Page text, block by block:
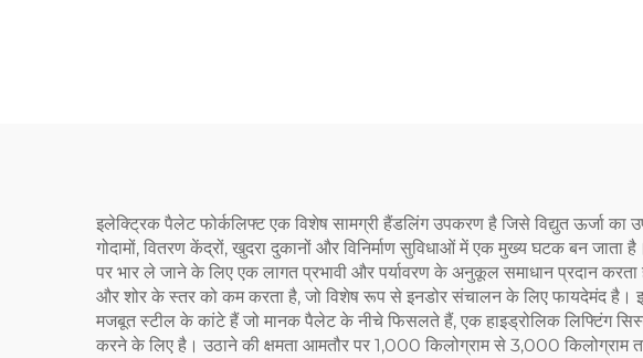
इलेक्ट्रिक पैलेट फोर्कलिफ्ट एक विशेष सामग्री हैंडलिंग उपकरण है जिसे विद्युत ऊर्जा
गोदामों, वितरण केंद्रों, खुदरा दुकानों और विनिर्माण सुविधाओं में एक मुख्य घटक बन जाता
पर भार ले जाने के लिए एक लागत प्रभावी और पर्यावरण के अनुकूल समाधान प्रदान
और शोर के स्तर को कम करता है, जो विशेष रूप से इनडोर संचालन के लिए फायदेमंद है।
मजबूत स्टील के कांटे हैं जो मानक पैलेट के नीचे फिसलते हैं, एक हाइड्रोलिक लिफ्टिंग
करने के लिए है। उठाने की क्षमता आमतौर पर 1,000 किलोग्राम से 3,000